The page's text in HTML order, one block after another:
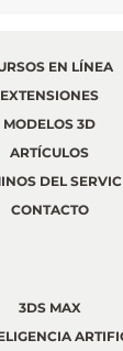
EN LÍNEA
EXTENSIONES
MODELOS 3D
ARTÍCULOS
DEL
CONTACTO
3DS MAX